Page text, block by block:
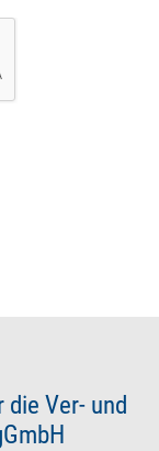
die Ver- und